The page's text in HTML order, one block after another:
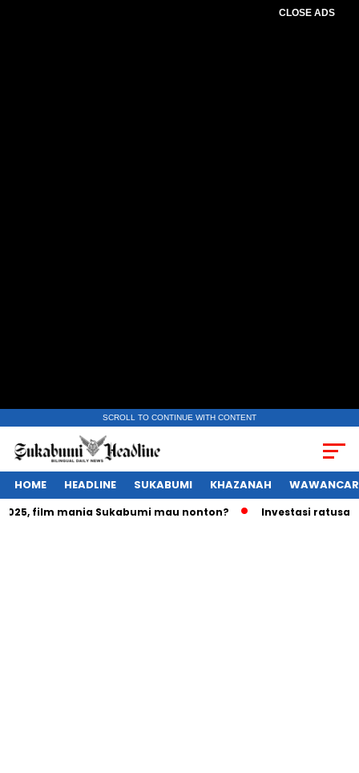
CLOSE ADS
SCROLL TO CONTINUE WITH CONTENT
HOME HEADLINE SUKABUMI KHAZANAH
mania Sukabumi mau nonton? Investasi ratusan